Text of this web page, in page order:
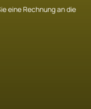
eine Rechnung an die